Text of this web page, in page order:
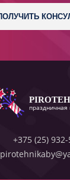
праздничная
+375 (25)